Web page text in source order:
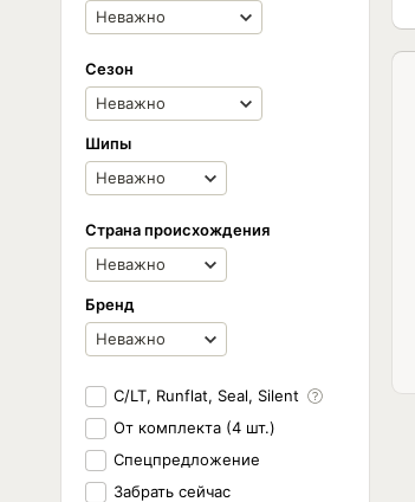
Сезон
Шипы
Страна происхождения
Бренд
C/LT, Runflat, Seal, Silent
От комплекта (4 шт.)
Спецпредложение
Забрать сейчас